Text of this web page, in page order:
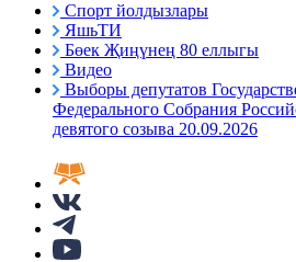
Спорт йолдызлары
ЯшьТИ
Бөек Җиңүнең 80 еллыгы
Видео
Выборы депутатов
Федерального Собрания
девятого созыва 20.09.2026